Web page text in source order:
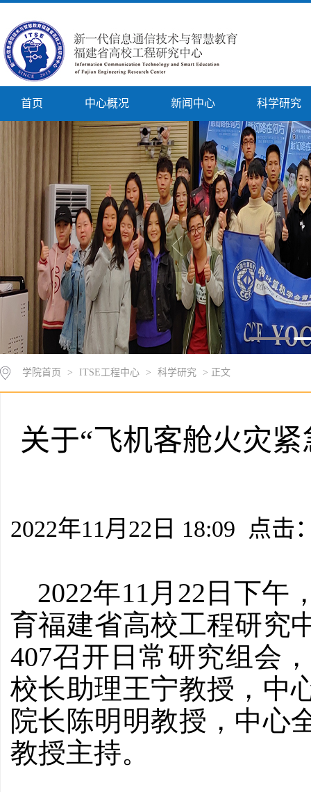
首页 中心概况 新闻中心 科学研究
学院首页 > ITSE工程中心 > 科学研究 > 正文
关于“飞机客舱火灾
2022年11月22日 18:09 点击
2022年11月22日下午
育福建省高校工程研究
407召开日常研究组会
校长助理王宁教授，中
院长陈明明教授，中心
教授主持。